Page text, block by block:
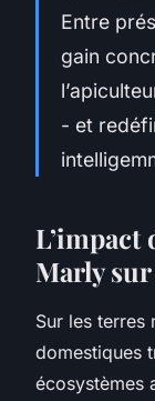
Entre
gain
- et
Marly
Sur les terres
domestiques
écosystèmes